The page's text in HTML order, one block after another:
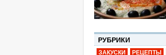
РУБРИКИ
ЗАКУСКИ РЕЦЕПТЫ